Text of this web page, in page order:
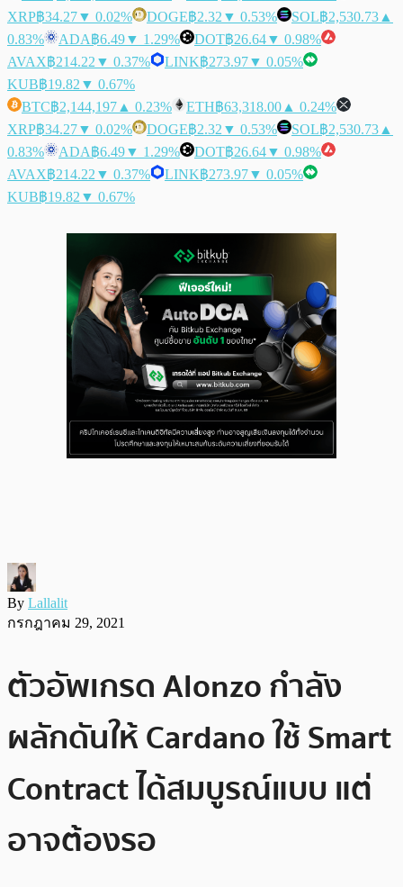
XRP฿34.27▼ 0.02% DOGE฿2.32 ▼ 0.53% SOL฿2,530.73 ▲
0.83%
ADA฿6.49▼ 1.29% DOT฿26.64▼ 0.98%
AVAX฿214.22 ▼ 0.37% LINK฿273.97▼ 0.05%
KUB฿19.82 ▼ 0.67%
BTC฿2,144,197 ▲ 0.23% ETH฿63,318.00 ▲ 0.24%
XRP฿34.27▼ 0.02% DOGE฿2.32 ▼ 0.53% SOL฿2,530.73 ▲
0.83%
ADA฿6.49▼ 1.29% DOT฿26.64▼ 0.98%
AVAX฿214.22 ▼ 0.37% LINK฿273.97▼ 0.05%
KUB฿19.82 ▼ 0.67%
By Lallalit
กรกฎาคม 29, 2021
ตัวอัพเกรด Alonzo กำลัง
ผลักดันให้ Cardano ใช้ Smart
Contract ได้สมบูรณ์แบบ แต่
อาจต้องรอ